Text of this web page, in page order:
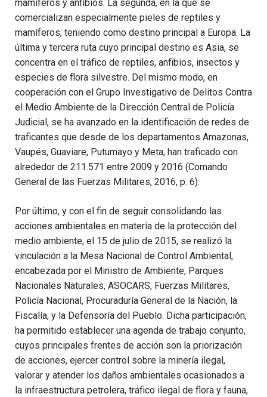
mamíferos y anfibios. La segunda, en la que se
comercializan especialmente pieles de reptiles y
mamíferos, teniendo como destino principal a Europa. La
última y tercera ruta cuyo principal destino es Asia, se
concentra en el tráfico de reptiles, anfibios, insectos y
especies de flora silvestre. Del mismo modo, en
cooperación con el Grupo Investigativo de Delitos Contra
el Medio Ambiente de la Dirección Central de Policía
Judicial, se ha avanzado en la identificación de redes de
traficantes que desde de los departamentos Amazonas,
Vaupés, Guaviare, Putumayo y Meta; han traficado con
alrededor de 211.571 entre 2009 y 2016 (Comando
General de las Fuerzas Militares, 2016, p. 6).
Por último, y con el fin de seguir consolidando las
acciones ambientales en materia de la protección del
medio ambiente, el 15 de julio de 2015, se realizó la
vinculación a la Mesa Nacional de Control Ambiental,
encabezada por el Ministro de Ambiente, Parques
Nacionales Naturales, ASOCARS, Fuerzas Militares,
Policía Nacional, Procuraduría General de la Nación, la
Fiscalía, y la Defensoría del Pueblo. Dicha participación,
ha permitido establecer una agenda de trabajo conjunto,
cuyos principales frentes de acción son la priorización
de acciones, ejercer control sobre la minería ilegal,
valorar y atender los daños ambientales ocasionados a
la infraestructura petrolera, tráfico ilegal de flora y fauna,